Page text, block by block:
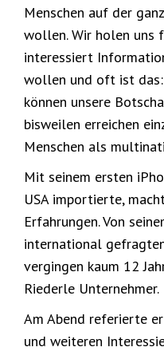
Menschen auf der
wollen. Wir holen uns
interessiert
wollen und oft ist
können unsere
bisweilen erreichen
Menschen als
Mit seinem ersten
USA importierte,
Erfahrungen. Von
international
vergingen kaum 12
Riederle Unternehmer.
Am Abend referierte
und weiteren